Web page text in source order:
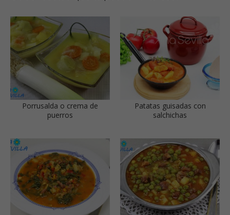
Porrusalda o crema de
puerros
Patatas guisadas con
salchichas